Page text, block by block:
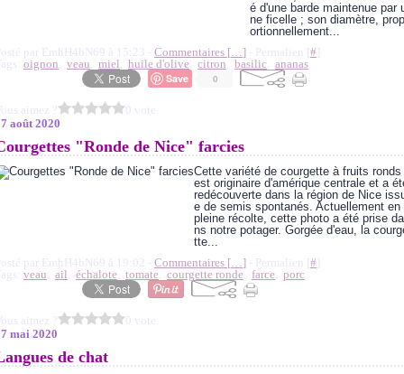
é d'une barde maintenue par
ne ficelle ; son diamètre, prop
ortionnellement...
par EmhH4bN69 à 15:23 - Commentaires […] - Permalien [# ]
oignon, veau, miel, huile d'olive, citron, basilic, ananas
0
Save
aimez ?
0 vote
août 2020
"Ronde de Nice" farcies
Cette variété de courgette à fruits ronds
est originaire d'amérique centrale et a
redécouverte dans la région de Nice
e de semis spontanés. Actuellement en
pleine récolte, cette photo a été prise da
ns notre potager. Gorgée d'eau, la
tte...
par EmhH4bN69 à 19:02 - Commentaires […] - Permalien [# ]
veau, ail, échalote, tomate, courgette ronde, farce, porc
aimez ?
0 vote
mai 2020
de chat